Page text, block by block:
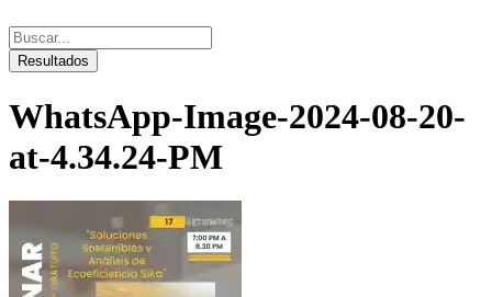
Search
...Resultados
WhatsApp-Image-2024-08-20-
at-4.34.24-PM